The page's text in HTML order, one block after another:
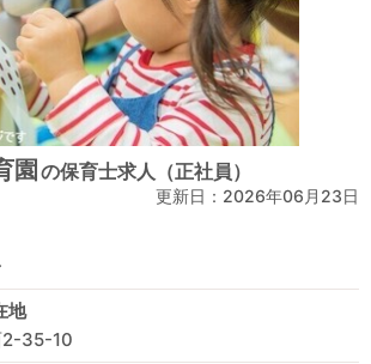
園 の保育士求人（正社員）
更新日： 2026年06月23日
地
2-35-10